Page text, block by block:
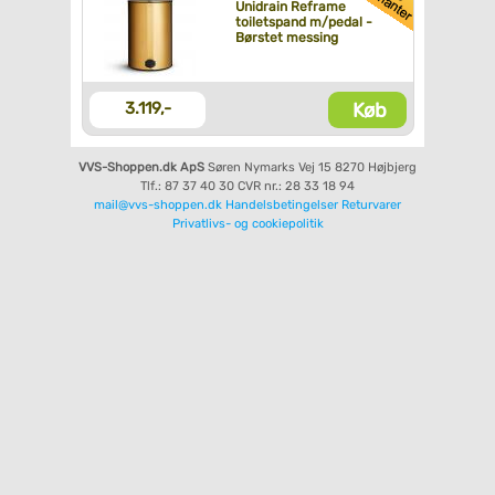
Unidrain Reframe
toiletspand m/pedal -
Børstet messing
3.119,- Køb
VVS-Shoppen.dk ApS Søren Nymarks Vej 15 8270 Højbjerg
Tlf.: 87 37 40 30 CVR nr.: 28 33 18 94
mail@vvs-shoppen.dk Handelsbetingelser Returvarer
Privatlivs- og cookiepolitik